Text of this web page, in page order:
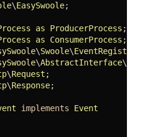
\EasySwoole;
as ProducerProcess
as ConsumerProcess
\Swoole\EventRegister
\AbstractInterface\
\Request
\Response;
implements
Event